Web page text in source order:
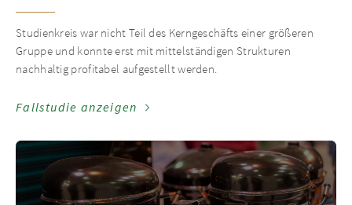
Studienkreis war nicht Teil des Kerngeschäfts einer größeren
Gruppe und konnte erst mit mittelständigen Strukturen
nachhaltig profitabel aufgestellt werden.
Fallstudie anzeigen